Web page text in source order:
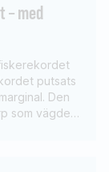
– med
putsats
Den
som vägde